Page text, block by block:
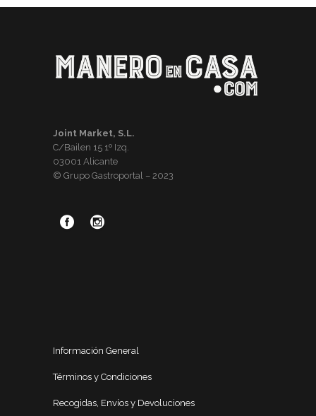
Joint Market, S.L.
C/Bailen 15 1º Izq.
03001 Alicante
© Grupo Gastroportal – 2023
Información General
Términos y Condiciones
Recogidas, Envíos y Devoluciones